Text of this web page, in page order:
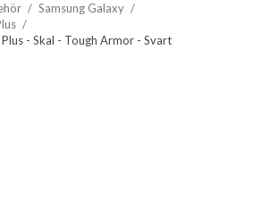
/ Samsung Galaxy /
/
- Skal - Tough Armor - Svart